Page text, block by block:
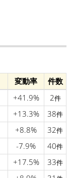
変動率
件数
+41.9% 2件
+13.3% 38件
+8.8% 32件
-7.9% 40件
+17.5% 33件